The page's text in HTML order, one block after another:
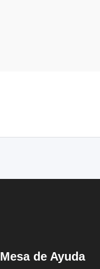
Mesa de Ayuda